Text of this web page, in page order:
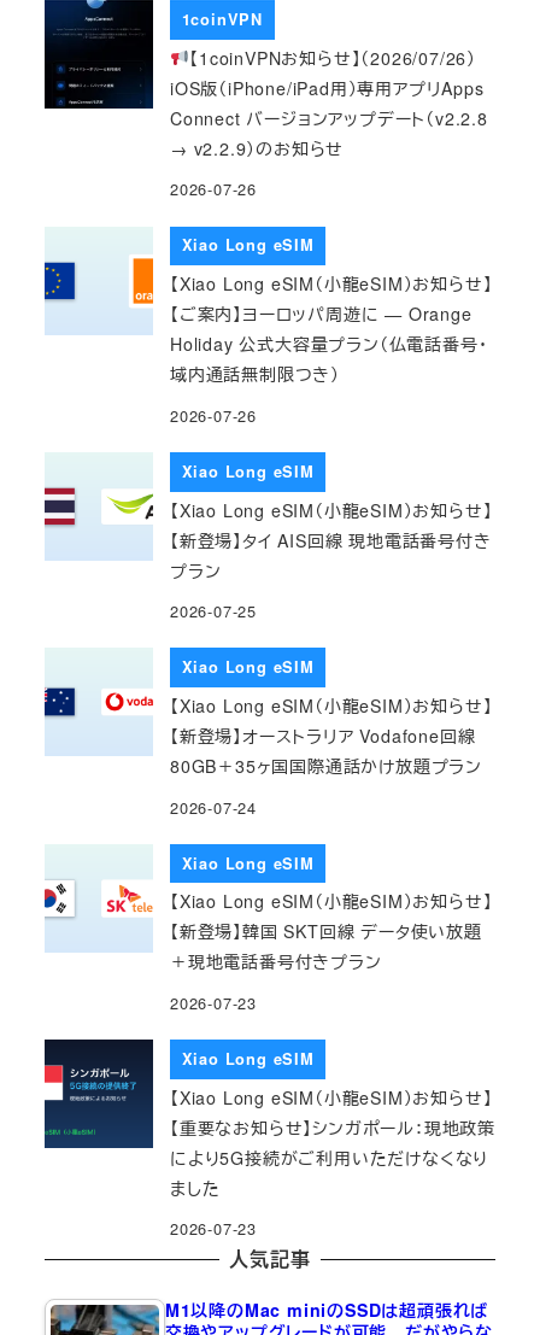
1coinVPN
【1coinVPNお知らせ】（2026/07/26）
iOS版（iPhone/iPad用）専用アプリApps
Connect バージョンアップデート（v2.2.8
→ v2.2.9）のお知らせ
2026-07-26
Xiao Long eSIM
【Xiao Long eSIM（小龍eSIM）お知らせ】
【ご案内】ヨーロッパ周遊に — Orange
Holiday 公式大容量プラン（仏電話番号・
域内通話無制限つき）
2026-07-26
Xiao Long eSIM
【Xiao Long eSIM（小龍eSIM）お知らせ】
【新登場】タイ AIS回線 現地電話番号付き
プラン
2026-07-25
Xiao Long eSIM
【Xiao Long eSIM（小龍eSIM）お知らせ】
【新登場】オーストラリア Vodafone回線
80GB＋35ヶ国国際通話かけ放題プラン
2026-07-24
Xiao Long eSIM
【Xiao Long eSIM（小龍eSIM）お知らせ】
【新登場】韓国 SKT回線 データ使い放題
＋現地電話番号付きプラン
2026-07-23
Xiao Long eSIM
【Xiao Long eSIM（小龍eSIM）お知らせ】
【重要なお知らせ】シンガポール：現地政策
により5G接続がご利用いただけなくなり
ました
2026-07-23
人気記事
M1以降のMac miniのSSDは超頑張れば